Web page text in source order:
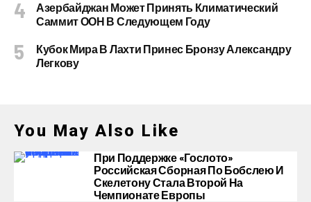
Азербайджан Может Принять Климатический
Саммит ООН В Следующем Году
Кубок Мира В Лахти Принес Бронзу Александру
Легкову
You May Also Like
При Поддержке «Гослото»
Российская Сборная По Бобслею И
Скелетону Стала Второй На
Чемпионате Европы